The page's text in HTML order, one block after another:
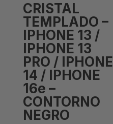
CRISTAL
TEMPLADO –
IPHONE 13 /
IPHONE 13
PRO / IPHONE
14 / IPHONE
16e –
CONTORNO
NEGRO